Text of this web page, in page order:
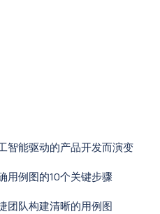
智能驱动的产品开发而演变
用例图的10个关键步骤
团队构建清晰的用例图